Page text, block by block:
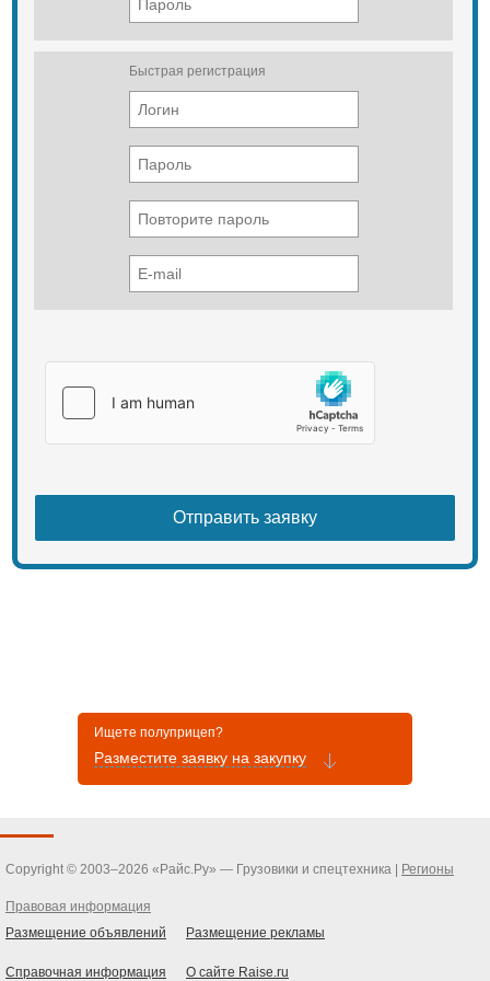
цистерны;
Виброматы;
Шланг для подачи воздуха сверху
Шаровые краны для
сверху, подачи дополнительного
устройстве;
соединительный элемент к
воздуха.
Пульт управления компрессором;
Масловлагоотделительный блок.
Быстрая регистрация
Ищете полуприцеп?
Разместите заявку на закупку
Copyright © 2003–2026 «Райс.Ру» — Грузовики и спецтехника | Регионы
Правовая информация
Размещение объявлений
Размещение рекламы
Справочная информация О сайте Raise.ru